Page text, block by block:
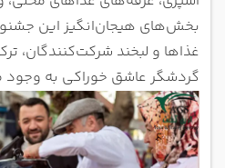
بخش‌های هیجان‌انگیز این
غذاها و لبخند شرکت‌کنندگان،
گردشگر عاشق خوراکی به وجود